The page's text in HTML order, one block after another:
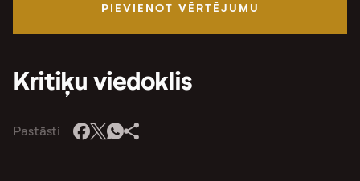
PIEVIENOT VĒRTĒJUMU
Kritiķu viedoklis
Pastāsti